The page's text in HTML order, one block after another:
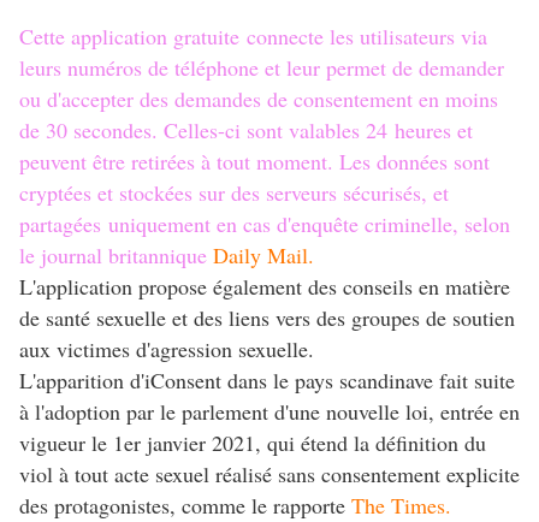
Cette application gratuite connecte les utilisateurs via
leurs numéros de téléphone et leur permet de demander
ou d'accepter des demandes de consentement en moins
de 30 secondes. Celles-ci sont valables 24 heures et
peuvent être retirées à tout moment. Les données sont
cryptées et stockées sur des serveurs sécurisés, et
partagées uniquement en cas d'enquête criminelle, selon
le journal britannique Daily Mail.
L'application propose également des conseils en matière
de santé sexuelle et des liens vers des groupes de soutien
aux victimes d'agression sexuelle.
L'apparition d'iConsent dans le pays scandinave fait suite
à l'adoption par le parlement d'une nouvelle loi, entrée en
vigueur le 1er janvier 2021, qui étend la définition du
viol à tout acte sexuel réalisé sans consentement explicite
des protagonistes, comme le rapporte The Times.